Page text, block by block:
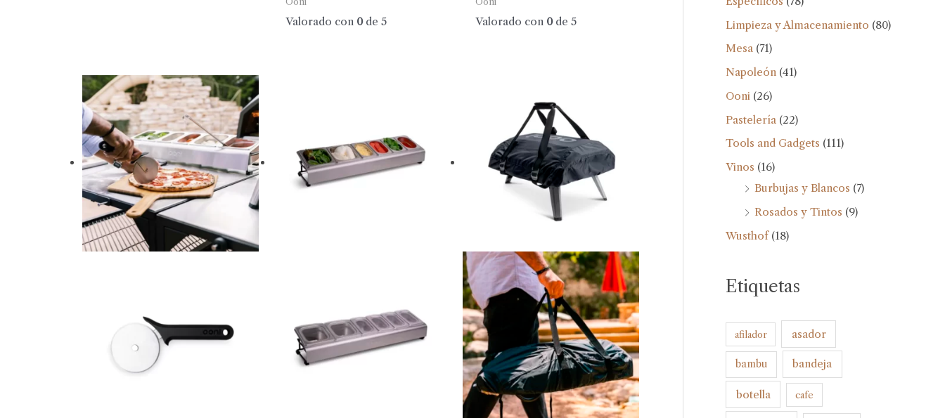
Valorado con 0de 5 Valorado con 0de 5
Limpieza y Almacenamiento (80)
Mesa (71)
Napoleón (41)
Ooni (26)
Pastelería (22)
Tools and Gadgets (111)
Vinos (16)
Burbujas y Blancos (7)
Rosados y Tintos (9)
Wusthof (18)
Etiquetas
afilador asador
bambu bandeja
botella cafe